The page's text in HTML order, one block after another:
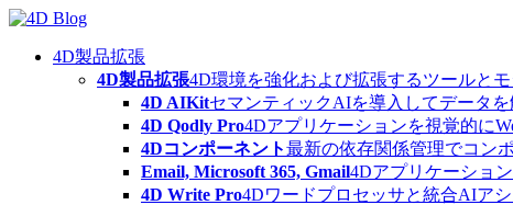
Skip
content4D製品拡張
4D製品拡張4D環境を強化および拡張するツールと
4D AIKitセマンティックAIを導入してデータ
4D Qodly Pro4Dアプリケーションを視覚的に
4Dコンポーネント最新の依存関係管理でコン
Email, Microsoft 365, Gmail4Dアプリケーショ
4D Write Pro4Dワードプロセッサと統合AIア